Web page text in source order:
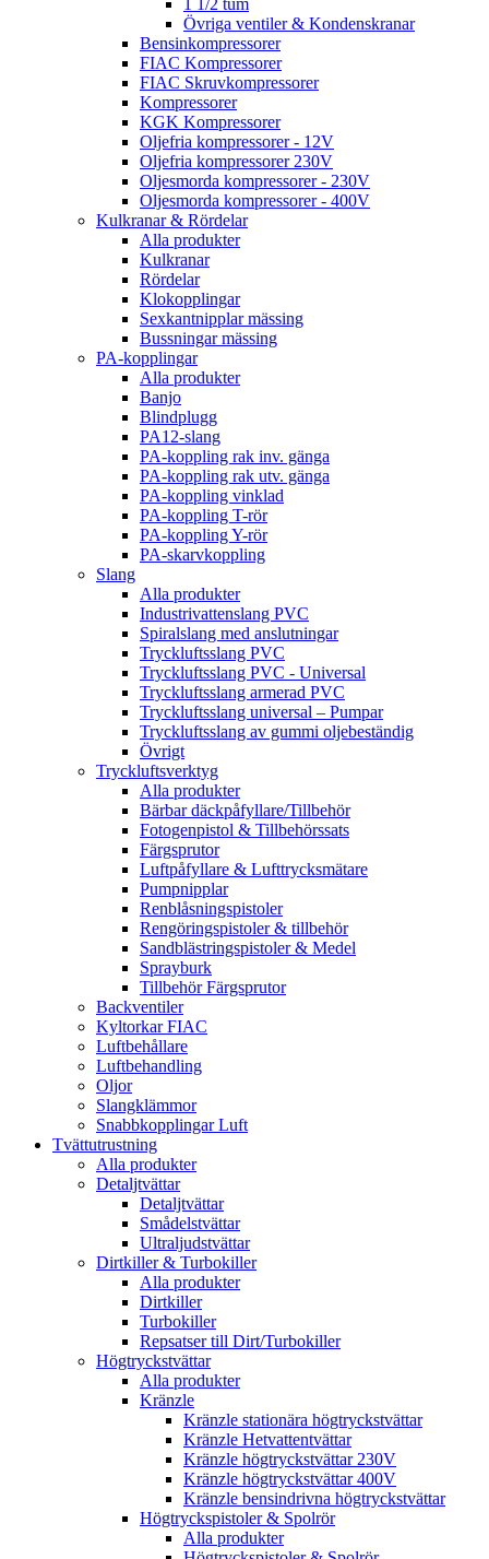
1 1/2 tum
Övriga ventiler & Kondenskranar
Bensinkompressorer
FIAC Kompressorer
FIAC Skruvkompressorer
Kompressorer
KGK Kompressorer
Oljefria kompressorer - 12V
Oljefria kompressorer 230V
Oljesmorda kompressorer - 230V
Oljesmorda kompressorer - 400V
Kulkranar & Rördelar
Alla produkter
Kulkranar
Rördelar
Klokopplingar
Sexkantnipplar mässing
Bussningar mässing
PA-kopplingar
Alla produkter
Banjo
Blindplugg
PA12-slang
PA-koppling rak inv. gänga
PA-koppling rak utv. gänga
PA-koppling vinklad
PA-koppling T-rör
PA-koppling Y-rör
PA-skarvkoppling
Slang
Alla produkter
Industrivattenslang PVC
Spiralslang med anslutningar
Tryckluftsslang PVC
Tryckluftsslang PVC - Universal
Tryckluftsslang armerad PVC
Tryckluftsslang universal – Pumpar
Tryckluftsslang av gummi oljebeständig
Övrigt
Tryckluftsverktyg
Alla produkter
Bärbar däckpåfyllare/Tillbehör
Fotogenpistol & Tillbehörssats
Färgsprutor
Luftpåfyllare & Lufttrycksmätare
Pumpnipplar
Renblåsningspistoler
Rengöringspistoler & tillbehör
Sandblästringspistoler & Medel
Sprayburk
Tillbehör Färgsprutor
Backventiler
Kyltorkar FIAC
Luftbehållare
Luftbehandling
Oljor
Slangklämmor
Snabbkopplingar Luft
Tvättutrustning
Alla produkter
Detaljtvättar
Detaljtvättar
Smådelstvättar
Ultraljudstvättar
Dirtkiller & Turbokiller
Alla produkter
Dirtkiller
Turbokiller
Repsatser till Dirt/Turbokiller
Högtryckstvättar
Alla produkter
Kränzle
Kränzle stationära högtryckstvättar
Kränzle Hetvattentvättar
Kränzle högtryckstvättar 230V
Kränzle högtryckstvättar 400V
Kränzle bensindrivna högtryckstvättar
Högtryckspistoler & Spolrör
Alla produkter